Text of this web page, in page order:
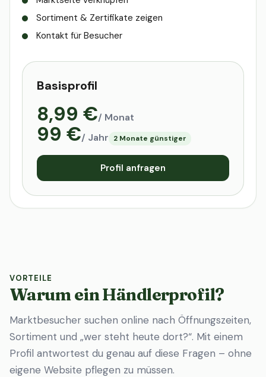
Sortiment & Zertifikate zeigen
Kontakt für Besucher
Basisprofil
8,99 €/ Monat
99 €/ Jahr 2 Monate günstiger
Profil anfragen
VORTEILE
Warum ein Händlerprofil?
Marktbesucher suchen online nach Öffnungszeiten,
Sortiment und „wer steht heute dort?“. Mit einem
Profil antwortest du genau auf diese Fragen – ohne
eigene Website pflegen zu müssen.